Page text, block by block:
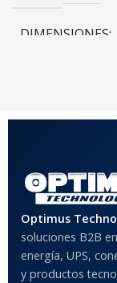
DIMENSIONES
Optimus
soluciones B2B
energía, UPS,
y productos